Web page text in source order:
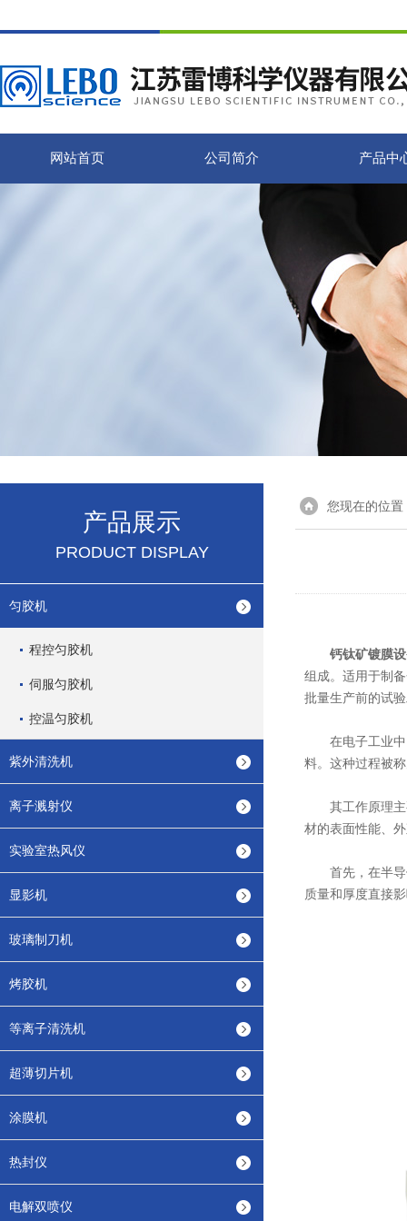
网站首页 公司简介 产品中
产品展示
PRODUCT DISPLAY
匀胶机
程控匀胶机
伺服匀胶机
控温匀胶机
紫外清洗机
离子溅射仪
实验室热风仪
显影机
玻璃制刀机
烤胶机
等离子清洗机
超薄切片机
涂膜机
热封仪
电解双喷仪
您现在的位置
钙钛矿镀膜
组成。适用于制
批量生产前的试
在电子工业中
料。这种过程被
其工作原理主
材的表面性能、
首先，在半导
质量和厚度直接